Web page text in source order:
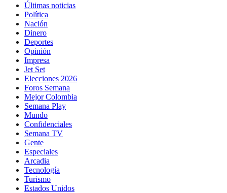
Últimas noticias
Política
Nación
Dinero
Deportes
Opinión
Impresa
Jet Set
Elecciones 2026
Foros Semana
Mejor Colombia
Semana Play
Mundo
Confidenciales
Semana TV
Gente
Especiales
Arcadia
Tecnología
Turismo
Estados Unidos